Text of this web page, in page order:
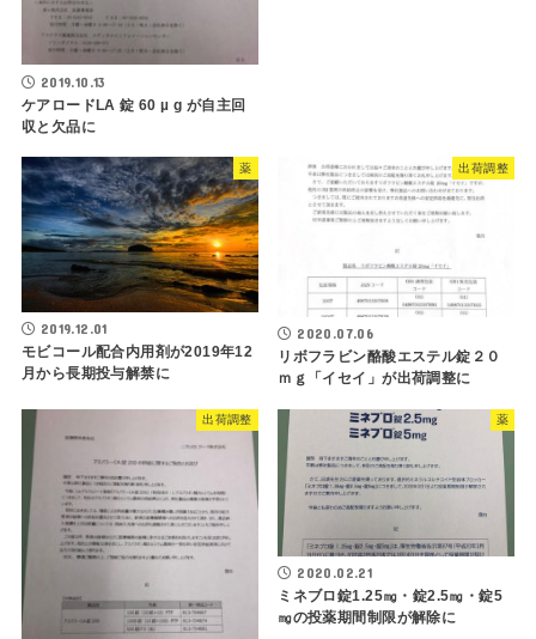
2019.10.13
ケアロードLA 錠 60 µ g が自主回
収と欠品に
薬
2019.12.01
モビコール配合内用剤が2019年12
月から長期投与解禁に
出荷調整
2020.07.06
リボフラビン酪酸エステル錠２０
ｍｇ「イセイ」が出荷調整に
出荷調整 薬
2020.02.21
ミネブロ錠1.25㎎・錠2.5㎎・錠5
㎎の投薬期間制限が解除に